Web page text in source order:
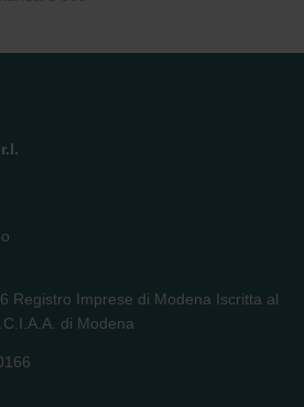
Registro Imprese di Modena Iscritta al
di Modena